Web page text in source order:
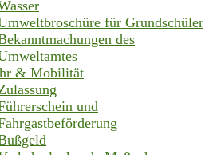
für Grundschüler
des
& Mobilität
und